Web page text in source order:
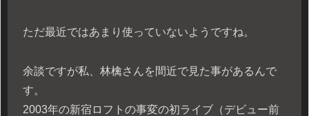
ただ最近ではあまり使っていないようですね。
余談ですが私、林檎さんを間近で見た事があるんで
す。
2003年の新宿ロフトの事変の初ライブ（デビュー前